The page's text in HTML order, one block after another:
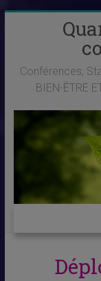
Conférences,
BIEN-ÊTRE